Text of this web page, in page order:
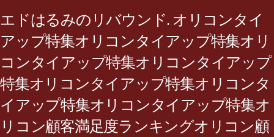
エドはるみのリバウンド. オリコンタイ
アップ特集オリコンタイアップ特集オリ
コンタイアップ特集オリコンタイアップ
特集オリコンタイアップ特集オリコンタ
イアップ特集オリコンタイアップ特集オ
リコン顧客満足度ランキングオリコン顧